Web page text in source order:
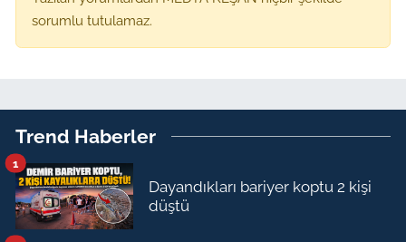
sorumlu tutulamaz.
Trend Haberler
Dayandıkları bariyer koptu 2 kişi
düştü
1